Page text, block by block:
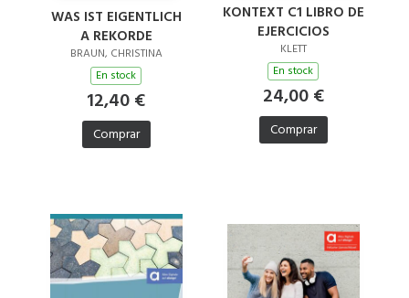
WAS IST EIGENTLICH
A REKORDE
BRAUN, CHRISTINA
En stock
12,40 €
Comprar
KONTEXT C1 LIBRO DE
EJERCICIOS
KLETT
En stock
24,00 €
Comprar